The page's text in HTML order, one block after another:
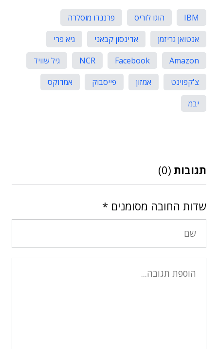
IBM הוגו לוריס
פרננדו מוסלרה
אנטואן גריזמן
אדינסון קבאני
גיא פרי
Amazon
Facebook
NCR
גיל שוויד
צ'קפוינט
אמזון פייסבוק
אמדוקס
יבמ
תגובות (0)
שדות החובה מסומנים *